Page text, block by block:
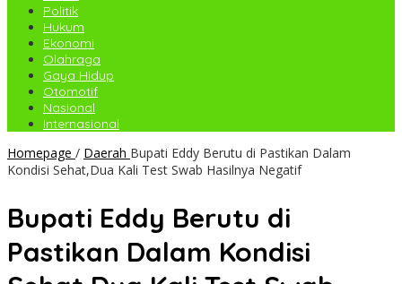
Politik
Hukum
Ekonomi
Olahraga
Gaya Hidup
Otomotif
Nasional
Internasional
Homepage / Daerah Bupati Eddy Berutu di Pastikan Dalam
Kondisi Sehat,Dua Kali Test Swab Hasilnya Negatif
Bupati Eddy Berutu di
Pastikan Dalam Kondisi